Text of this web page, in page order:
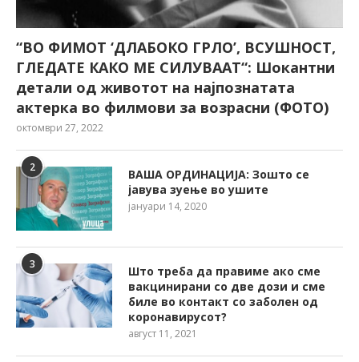
“ВО ФИМОТ ‘ДЛАБОКО ГРЛО’, ВСУШНОСТ,
ГЛЕДАТЕ КАКО МЕ СИЛУВААТ“: Шокантни
детали од животот на најпознатата
актерка во филмови за возрасни (ФОТО)
октомври 27, 2022
2
ВАША ОРДИНАЦИЈА: Зошто се
јавува зуење во ушите
јануари 14, 2020
3
Што треба да правиме ако сме
вакцинирани со две дози и сме
биле во контакт со заболен од
коронавирусот?
август 11, 2021